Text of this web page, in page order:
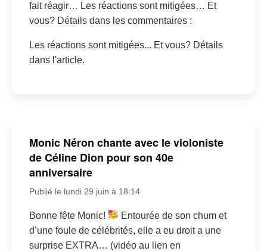
fait réagir… Les réactions sont mitigées… Et
vous? Détails dans les commentaires :
Les réactions sont mitigées... Et vous? Détails
dans l'article.
Monic Néron chante avec le violoniste
de Céline Dion pour son 40e
anniversaire
Publié le lundi 29 juin à 18:14
Bonne fête Monic!
Entourée de son chum et
d’une foule de célébrités, elle a eu droit a une
surprise EXTRA… (vidéo au lien en